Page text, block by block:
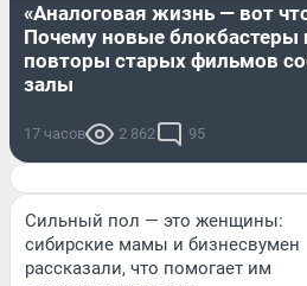
«Аналоговая жизнь — вот
Почему новые блокбастеры
повторы старых фильмов
залы
17 часов 2 862 95
Сильный пол — это женщины:
сибирские мамы и бизнесвумен
рассказали, что помогает им